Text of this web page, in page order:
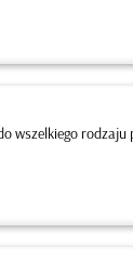
wszelkiego rodzaju